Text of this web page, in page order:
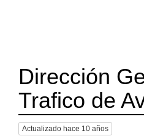
Dirección
Trafico de
Actualizado hace 10 años